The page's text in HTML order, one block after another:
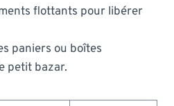
flottants pour libérer
paniers ou boîtes
petit bazar.